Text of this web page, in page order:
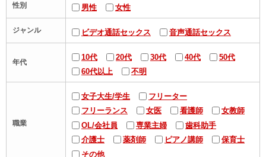
性別 男性 女性
ジャンル ビデオ通話セックス 音声通話セックス
年代
10代 20代 30代 40代
50代
60代以上
不明
職業
女子大生/学生
フリーター
フリーランス
女医 看護師
女教師
OL/会社員
専業主婦
歯科助手
介護士
薬剤師 ピアノ講師
保育士
その他